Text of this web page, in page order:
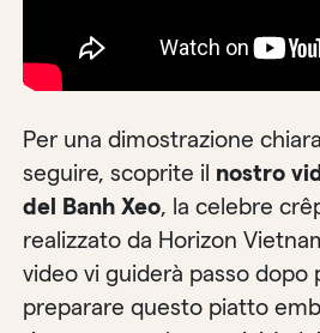
Per una dimostrazione
seguire, scoprite il nostro
del Banh Xeo, la celebre
realizzato da Horizon
video vi guiderà passo dopo
preparare questo piatto